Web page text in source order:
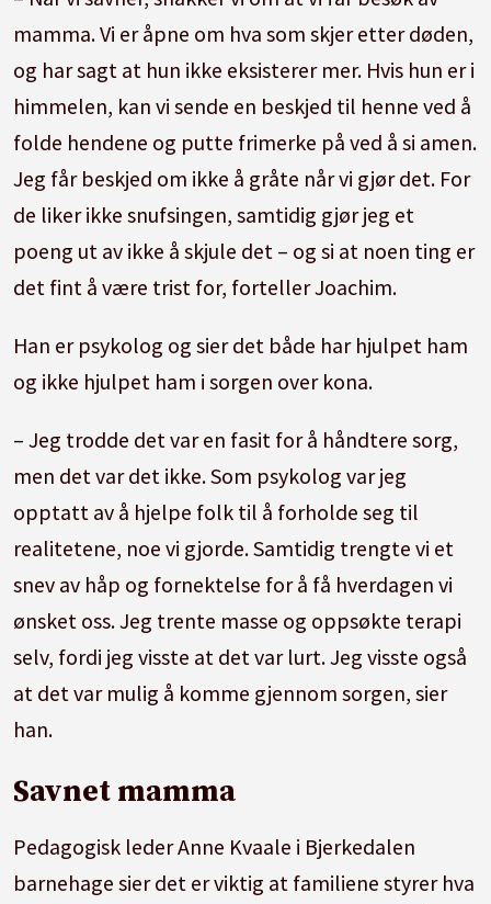
mamma. Vi er åpne om hva som skjer etter døden,
og har sagt at hun ikke eksisterer mer. Hvis hun er i
himmelen, kan vi sende en beskjed til henne ved å
folde hendene og putte frimerke på ved å si amen.
Jeg får beskjed om ikke å gråte når vi gjør det. For
de liker ikke snufsingen, samtidig gjør jeg et
poeng ut av ikke å skjule det – og si at noen ting er
det fint å være trist for, forteller Joachim.
Han er psykolog og sier det både har hjulpet ham
og ikke hjulpet ham i sorgen over kona.
– Jeg trodde det var en fasit for å håndtere sorg,
men det var det ikke. Som psykolog var jeg
opptatt av å hjelpe folk til å forholde seg til
realitetene, noe vi gjorde. Samtidig trengte vi et
snev av håp og fornektelse for å få hverdagen vi
ønsket oss. Jeg trente masse og oppsøkte terapi
selv, fordi jeg visste at det var lurt. Jeg visste også
at det var mulig å komme gjennom sorgen, sier
han.
Savnet mamma
Pedagogisk leder Anne Kvaale i Bjerkedalen
barnehage sier det er viktig at familiene styrer hva